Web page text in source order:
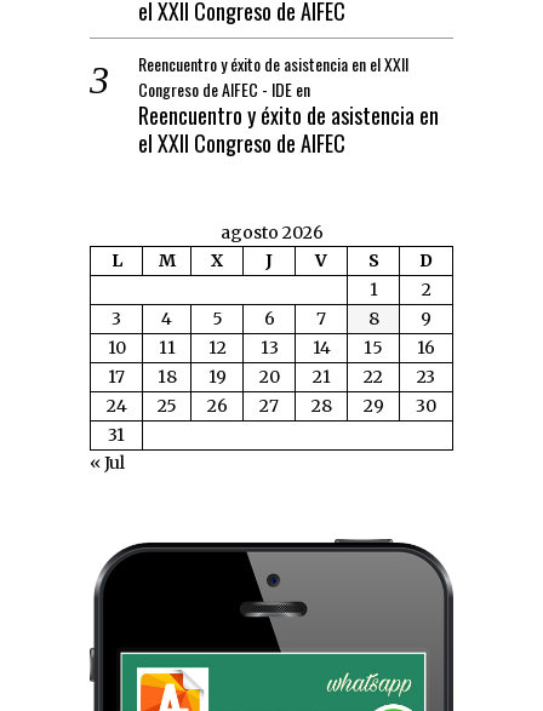
el XXII Congreso de AIFEC
Reencuentro y éxito de asistencia en el XXII
Congreso de AIFEC - IDEen
Reencuentro y éxito de asistencia en
el XXII Congreso de AIFEC
agosto 2026
L
M X J V S
D
1
2
3
4 5 6 7 8
9
10
11 12 13 14 15
16
17
18 19 20 21 22
23
24
25 26 27 28 29
30
31
« Jul